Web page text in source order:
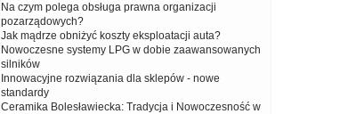
Na czym polega obsługa prawna organizacji
pozarządowych?
Jak mądrze obniżyć koszty eksploatacji auta?
Nowoczesne systemy LPG w dobie zaawansowanych
silników
Innowacyjne rozwiązania dla sklepów - nowe
standardy
Ceramika Bolesławiecka: Tradycja i Nowoczesność w